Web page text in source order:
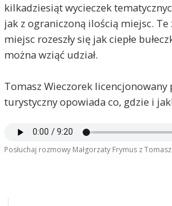
kilkadziesiąt wycieczek
jak z ograniczoną ilością miejsc.
miejsc rozeszły się jak ciepłe
można wziąć udział.
Tomasz Wieczorek
turystyczny opowiada co, gdzie i jak!
Posłuchaj rozmowy Małgorzaty Frymus z